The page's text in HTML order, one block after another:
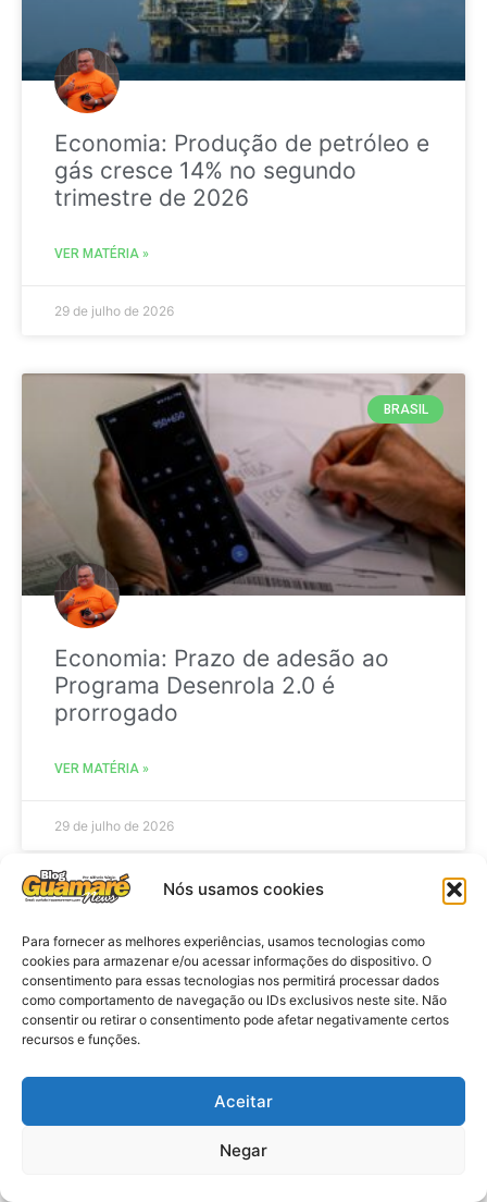
Nós usamos cookies
Para fornecer as melhores experiências, usamos tecnologias como
cookies para armazenar e/ou acessar informações do dispositivo. O
consentimento para essas tecnologias nos permitirá processar dados
como comportamento de navegação ou IDs exclusivos neste site. Não
consentir ou retirar o consentimento pode afetar negativamente certos
recursos e funções.
Aceitar
Negar
Economia: Produção de petróleo e
gás cresce 14% no segundo
trimestre de 2026
VER MATÉRIA »
29 de julho de 2026
BRASIL
Economia: Prazo de adesão ao
Programa Desenrola 2.0 é
prorrogado
VER MATÉRIA »
29 de julho de 2026